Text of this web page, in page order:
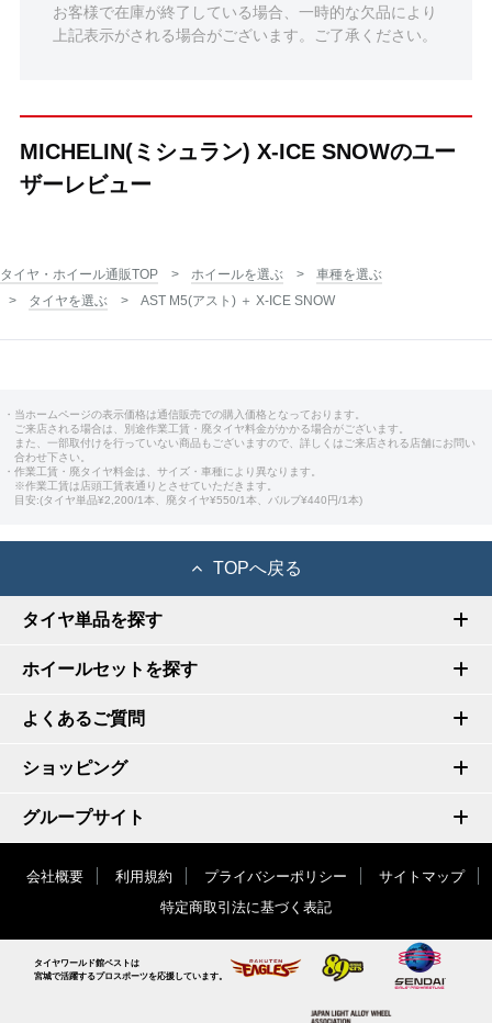
お客様で在庫が終了している場合、一時的な欠品により
上記表示がされる場合がございます。ご了承ください。
MICHELIN(ミシュラン) X-ICE SNOWのユー
ザーレビュー
タイヤ・ホイール通販TOP ホイールを選ぶ
車種を選ぶ
タイヤを選ぶ
AST M5(アスト) ＋ X-ICE SNOW
・当ホームページの表示価格は通信販売での購入価格となっております。
ご来店される場合は、別途作業工賃・廃タイヤ料金がかかる場合がございます。
また、一部取付けを行っていない商品もございますので、詳しくはご来店される店舗にお問い
合わせ下さい。
・作業工賃・廃タイヤ料金は、サイズ・車種により異なります。
※作業工賃は店頭工賃表通りとさせていただきます。
目安:(タイヤ単品¥2,200/1本、廃タイヤ¥550/1本、バルブ¥440円/1本)
TOPへ戻る
タイヤ単品を探す
ホイールセットを探す
よくあるご質問
ショッピング
グループサイト
会社概要 利用規約 プライバシーポリシー
サイトマップ
特定商取引法に基づく表記
タイヤワールド館ベストは
宮城で活躍するプロスポーツを応援しています。